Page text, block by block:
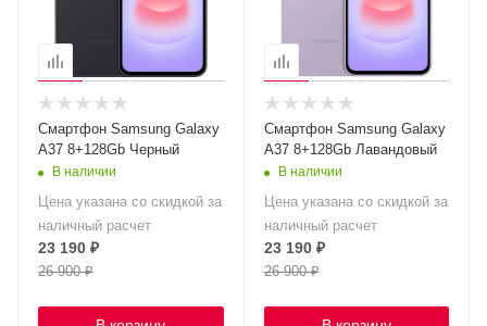
Смартфон Samsung Galaxy
A37 8+128Gb Черный
В наличии
Цена указана со скидкой за
наличный расчет
23 190 ₽
26 900₽
Смартфон Samsung Galaxy
A37 8+128Gb Лавандовый
В наличии
Цена указана со скидкой за
наличный расчет
23 190₽
26 900₽